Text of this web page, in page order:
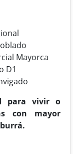
Mayorca
D1
para vivir o
con mayor